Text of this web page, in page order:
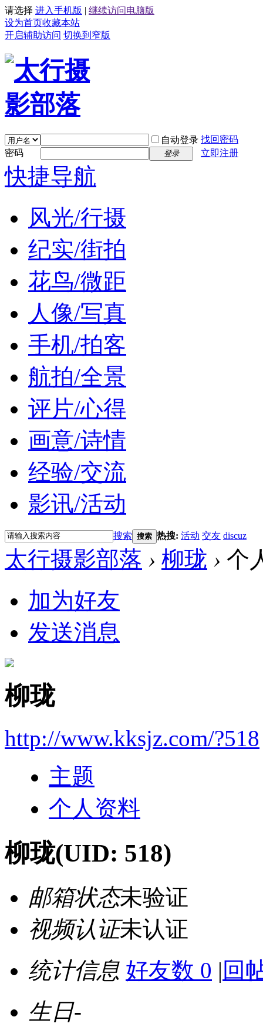
请选择 进入手机版 | 继续访问电脑版
设为首页收藏本站
开启辅助访问 切换到窄版
自动登录 找回密码
密码
登录 立即注册
快捷导航
风光/行摄
纪实/街拍
花鸟/微距
人像/写真
手机/拍客
航拍/全景
评片/心得
画意/诗情
经验/交流
影讯/活动
搜索 搜索 热搜: 活动 交友 discuz
太行摄影部落 › 柳珑 › 个
加为好友
发送消息
柳珑
http://www.kksjz.com/?518
主题
个人资料
柳珑(UID: 518)
邮箱状态未验证
视频认证未认证
统计信息 好友数 0 | 回
生日-